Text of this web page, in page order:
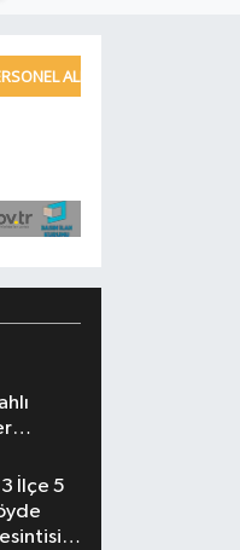
İlçe 5